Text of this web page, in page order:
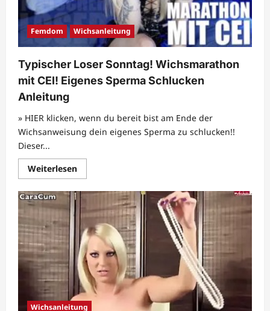
Femdom Wichsanleitung
Typischer Loser Sonntag! Wichsmarathon
mit CEI! Eigenes Sperma Schlucken
Anleitung
» HIER klicken, wenn du bereit bist am Ende der
Wichsanweisung dein eigenes Sperma zu schlucken!!
Dieser...
WeiterlesenMehr
Informationen
Typischer
Loser
Sonntag!
Wichsmarathon
mit
CEI!
Eigenes
Sperma
Schlucken
Anleitung
Wichsanleitung